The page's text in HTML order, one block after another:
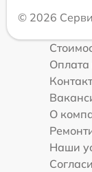
© 2026
Оплата
О
Наши